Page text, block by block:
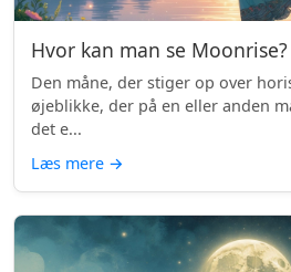
Hvor kan man se Moonrise?
Den måne, der stiger op over
øjeblikke, der på en eller anden
det e...
Læs mere →